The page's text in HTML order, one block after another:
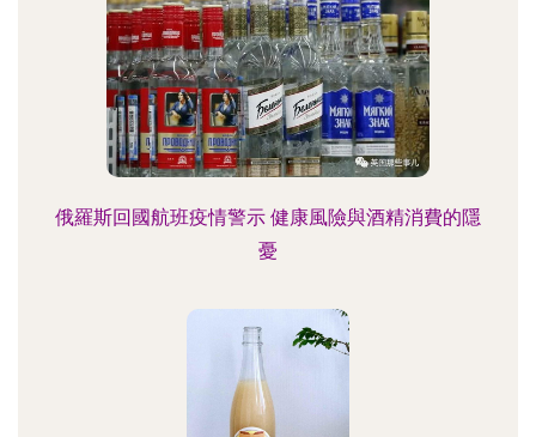
俄羅斯回國航班疫情警示 健康風險與酒精消費的隱
憂